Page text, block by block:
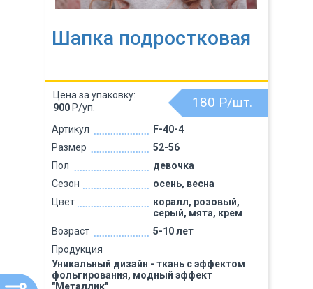
Шапка подростковая
Артикул
F-40-4
Размер
52-56
Пол
девочка
Сезон
осень, весна
Цвет
коралл, розовый,
серый, мята, крем
Возраст
5-10 лет
Продукция
Уникальный дизайн - ткань с эффектом
фольгирования, модный эффект
"Металлик"
180 Р/шт.
Цена за упаковку:
900 Р/уп.